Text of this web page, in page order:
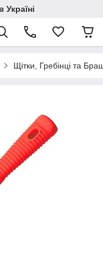
Щітки, Гребінці та